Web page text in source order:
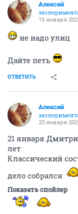
Алексий
15 января
не надо улиц
Дайте петь
ОТВЕТИТЬ
Алексий
23 января
21 января
лет
Классический
дело собрался
Показать спойлер